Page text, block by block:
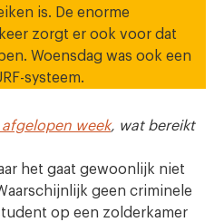
is. De enorme
zorgt er ook voor dat
Woensdag was ook een
systeem.
afgelopen week, wat bereikt
het gaat gewoonlijk niet
geen criminele
op een zolderkamer